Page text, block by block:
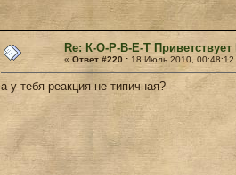
Re: К-О-Р-В-Е-Т Приветствует
«Ответ #220 : 18 Июль 2010, 00:48:12
а у тебя реакция не типичная?